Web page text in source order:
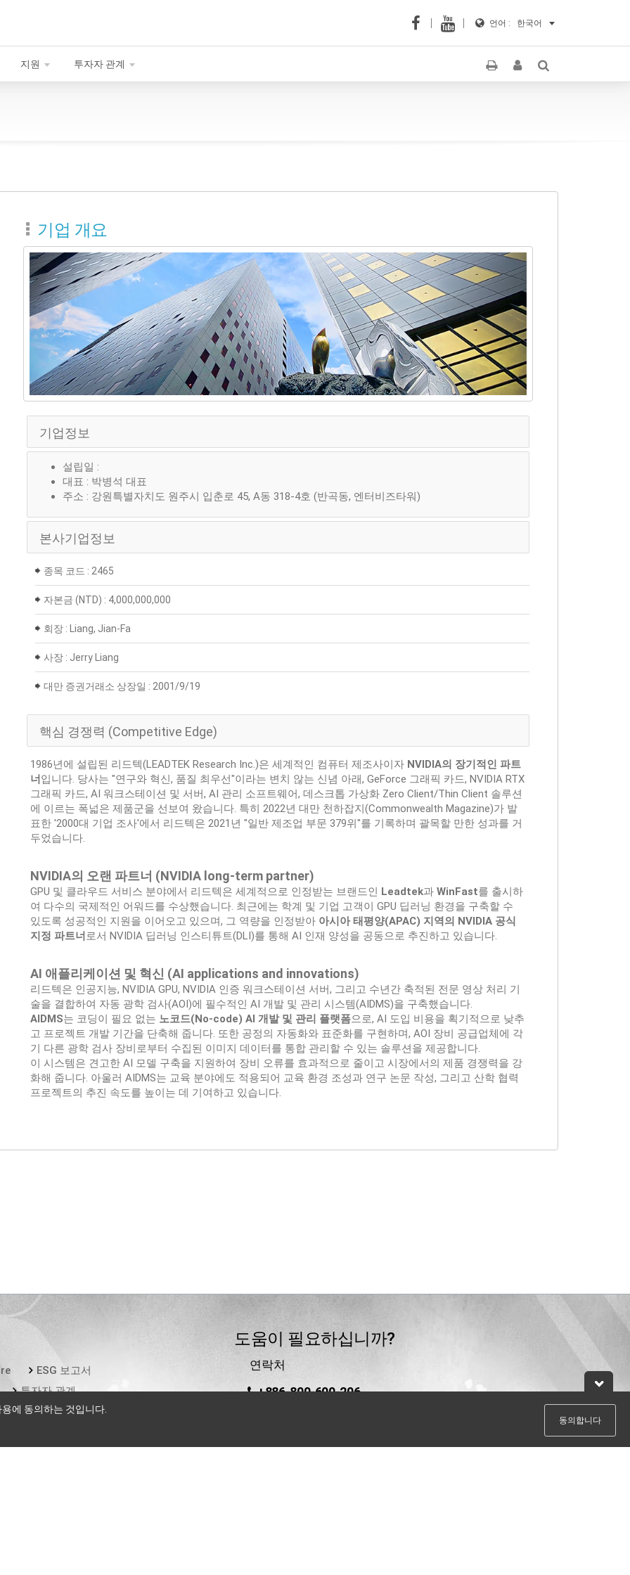
언어 : 한국어
지원 투자자 관계
기업 개요
기업정보
설립일 :
대표 : 박병석 대표
주소 : 강원특별자치도 원주시 입춘로 45, A동 318-4호 (반곡동, 엔터비즈타워)
본사기업정보
종목 코드 : 2465
자본금 (NTD) : 4,000,000,000
회장 : Liang, Jian-Fa
사장 : Jerry Liang
대만 증권거래소 상장일 : 2001/9/19
핵심 경쟁력 (Competitive Edge)
1986년에 설립된 리드텍(LEADTEK Research Inc.)은 세계적인 컴퓨터 제조사이자 NVIDIA의 장기적인 파트
너 입니다. 당사는 "연구와 혁신, 품질 최우선"이라는 변치 않는 신념 아래, GeForce 그래픽 카드, NVIDIA RTX
그래픽 카드, AI 워크스테이션 및 서버, AI 관리 소프트웨어, 데스크톱 가상화 Zero Client/Thin Client 솔루션
에 이르는 폭넓은 제품군을 선보여 왔습니다. 특히 2022년 대만 천하잡지(Commonwealth Magazine)가 발
표한 '2000대 기업 조사'에서 리드텍은 2021년 "일반 제조업 부문 379위"를 기록하며 괄목할 만한 성과를 거
두었습니다.
NVIDIA의 오랜 파트너 (NVIDIA long-term partner)
GPU 및 클라우드 서비스 분야에서 리드텍은 세계적으로 인정받는 브랜드인 Leadtek과 WinFast를 출시하
여 다수의 국제적인 어워드를 수상했습니다. 최근에는 학계 및 기업 고객이 GPU 딥러닝 환경을 구축할 수
있도록 성공적인 지원을 이어오고 있으며, 그 역량을 인정받아 아시아 태평양(APAC) 지역의 NVIDIA 공식
지정 파트너 로서 NVIDIA 딥러닝 인스티튜트(DLI)를 통해 AI 인재 양성을 공동으로 추진하고 있습니다.
AI 애플리케이션 및 혁신 (AI applications and innovations)
리드텍은 인공지능, NVIDIA GPU, NVIDIA 인증 워크스테이션 서버, 그리고 수년간 축적된 전문 영상 처리 기
술을 결합하여 자동 광학 검사(AOI)에 필수적인 AI 개발 및 관리 시스템(AIDMS)을 구축했습니다.
AIDMS는 코딩이 필요 없는 노코드(No-code) AI 개발 및 관리 플랫폼으로, AI 도입 비용을 획기적으로 낮추
고 프로젝트 개발 기간을 단축해 줍니다. 또한 공정의 자동화와 표준화를 구현하며, AOI 장비 공급업체에 각
기 다른 광학 검사 장비로부터 수집된 이미지 데이터를 통합 관리할 수 있는 솔루션을 제공합니다.
이 시스템은 견고한 AI 모델 구축을 지원하여 장비 오류를 효과적으로 줄이고 시장에서의 제품 경쟁력을 강
화해 줍니다. 아울러 AIDMS는 교육 분야에도 적용되어 교육 환경 조성과 연구 논문 작성, 그리고 산학 협력
프로젝트의 추진 속도를 높이는 데 기여하고 있습니다.
ESG 보고서
투자자 관계
도움이 필요하십니까?
연락처
+886-800-600-206
에 동의하는 것입니다.
동의합니다